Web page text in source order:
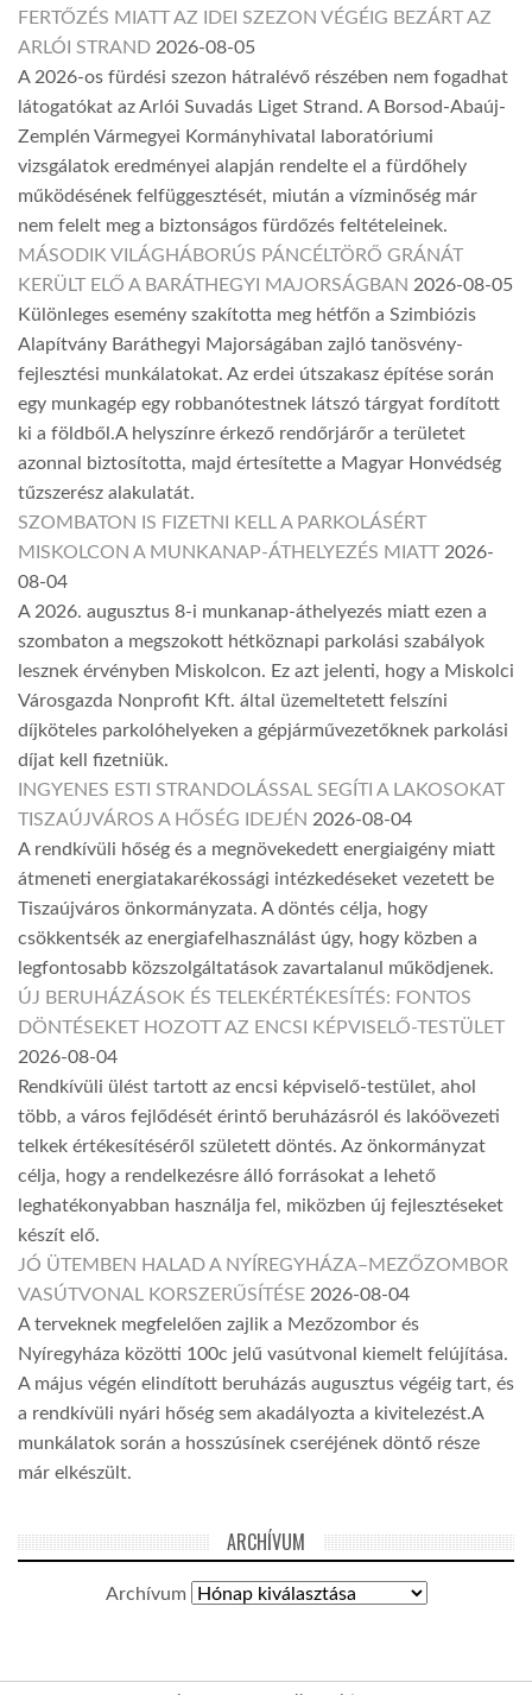
FERTŐZÉS MIATT AZ IDEI SZEZON VÉGÉIG BEZÁRT AZ
ARLÓI STRAND 2026-08-05
A 2026-os fürdési szezon hátralévő részében nem fogadhat
látogatókat az Arlói Suvadás Liget Strand. A Borsod-Abaúj-
Zemplén Vármegyei Kormányhivatal laboratóriumi
vizsgálatok eredményei alapján rendelte el a fürdőhely
működésének felfüggesztését, miután a vízminőség már
nem felelt meg a biztonságos fürdőzés feltételeinek.
MÁSODIK VILÁGHÁBORÚS PÁNCÉLTÖRŐ GRÁNÁT
KERÜLT ELŐ A BARÁTHEGYI MAJORSÁGBAN 2026-08-05
Különleges esemény szakította meg hétfőn a Szimbiózis
Alapítvány Baráthegyi Majorságában zajló tanösvény-
fejlesztési munkálatokat. Az erdei útszakasz építése során
egy munkagép egy robbanótestnek látszó tárgyat fordított
ki a földből.A helyszínre érkező rendőrjárőr a területet
azonnal biztosította, majd értesítette a Magyar Honvédség
tűzszerész alakulatát.
SZOMBATON IS FIZETNI KELL A PARKOLÁSÉRT
MISKOLCON A MUNKANAP-ÁTHELYEZÉS MIATT 2026-
08-04
A 2026. augusztus 8-i munkanap-áthelyezés miatt ezen a
szombaton a megszokott hétköznapi parkolási szabályok
lesznek érvényben Miskolcon. Ez azt jelenti, hogy a Miskolci
Városgazda Nonprofit Kft. által üzemeltetett felszíni
díjköteles parkolóhelyeken a gépjárművezetőknek parkolási
díjat kell fizetniük.
INGYENES ESTI STRANDOLÁSSAL SEGÍTI A LAKOSOKAT
TISZAÚJVÁROS A HŐSÉG IDEJÉN 2026-08-04
A rendkívüli hőség és a megnövekedett energiaigény miatt
átmeneti energiatakarékossági intézkedéseket vezetett be
Tiszaújváros önkormányzata. A döntés célja, hogy
csökkentsék az energiafelhasználást úgy, hogy közben a
legfontosabb közszolgáltatások zavartalanul működjenek.
ÚJ BERUHÁZÁSOK ÉS TELEKÉRTÉKESÍTÉS: FONTOS
DÖNTÉSEKET HOZOTT AZ ENCSI KÉPVISELŐ-TESTÜLET
2026-08-04
Rendkívüli ülést tartott az encsi képviselő-testület, ahol
több, a város fejlődését érintő beruházásról és lakóövezeti
telkek értékesítéséről született döntés. Az önkormányzat
célja, hogy a rendelkezésre álló forrásokat a lehető
leghatékonyabban használja fel, miközben új fejlesztéseket
készít elő.
JÓ ÜTEMBEN HALAD A NYÍREGYHÁZA–MEZŐZOMBOR
VASÚTVONAL KORSZERŰSÍTÉSE 2026-08-04
A terveknek megfelelően zajlik a Mezőzombor és
Nyíregyháza közötti 100c jelű vasútvonal kiemelt felújítása.
A május végén elindított beruházás augusztus végéig tart, és
a rendkívüli nyári hőség sem akadályozta a kivitelezést.A
munkálatok során a hosszúsínek cseréjének döntő része
már elkészült.
ARCHÍVUM
Archívum